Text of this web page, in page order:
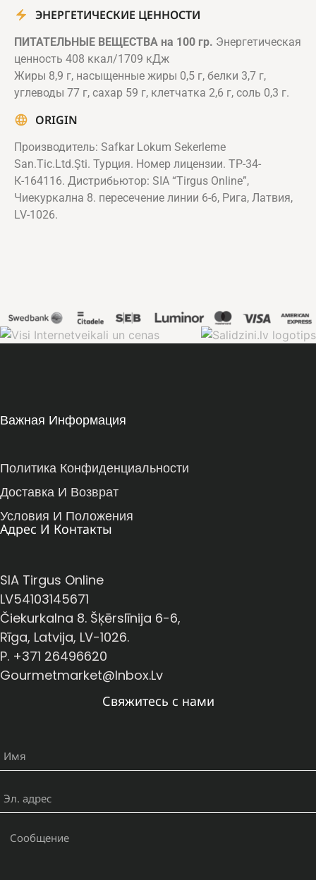
ЭНЕРГЕТИЧЕСКИЕ ЦЕННОСТИ
ПИТАТЕЛЬНЫЕ ВЕЩЕСТВА на 100 гр. Энергетическая
ценность 408 ккал/1709 кДж
Жиры 8,9 г, насыщенные жиры 0,5 г, белки 3,7 г,
углеводы 77 г, сахар 59 г, клетчатка 2,6 г, соль 0,3 г.
ORIGIN
Производитель: Safkar Lokum Sekerleme
San.Tic.Ltd.Şti. Турция. Номер лицензии. ТР-34-
К-164116. Дистрибьютор: SIA “Tirgus Online”,
Чиекуркална 8. пересечение линии 6-6, Рига, Латвия,
LV-1026.
Важная Информация
Политика Конфиденциальности
Доставка И Возврат
Условия И Положения
Адрес И Контакты
SIA Tirgus Online
LV54103145671
Čiekurkalna 8. Šķērslīnija 6-6,
Rīga, Latvija, LV-1026.
P. +371 26496620
Gourmetmarket@inbox.lv
Свяжитесь с нами